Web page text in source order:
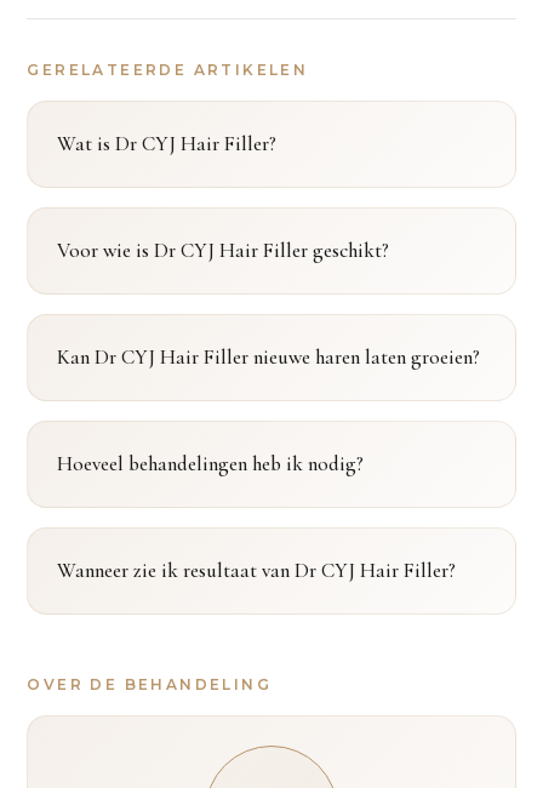
GERELATEERDE ARTIKELEN
Wat is Dr CYJ Hair Filler?
Voor wie is Dr CYJ Hair Filler geschikt?
Kan Dr CYJ Hair Filler nieuwe haren laten groeien?
Hoeveel behandelingen heb ik nodig?
Wanneer zie ik resultaat van Dr CYJ Hair Filler?
OVER DE BEHANDELING